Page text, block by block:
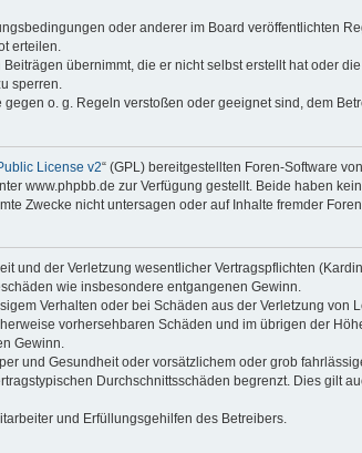
oder anderer im Board veröffentlichten
erteilen.
übernimmt, die er nicht selbst erstellt hat oder
sperren.
o. g. Regeln verstoßen oder geeignet sind, dem
License v2“ (GPL) bereitgestellten Foren-Software
www.phpbb.de zur Verfügung gestellt. Beide haben
Zwecke nicht untersagen oder auf Inhalte fremder
und der Verletzung wesentlicher Vertragspflichten
wie insbesondere entgangenen Gewinn.
Verhalten oder bei Schäden aus der Verletzung von
vorhersehbaren Schäden und im übrigen der
Gewinn.
und Gesundheit oder vorsätzlichem oder grob
Durchschnittsschäden begrenzt. Dies gilt
und Erfüllungsgehilfen des Betreibers.